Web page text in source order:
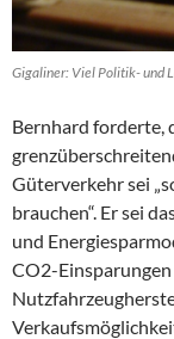
Gigaliner: Viel Politik- und
Bernhard forderte,
Güterverkehr sei
brauchen“. Er sei
und
CO2-